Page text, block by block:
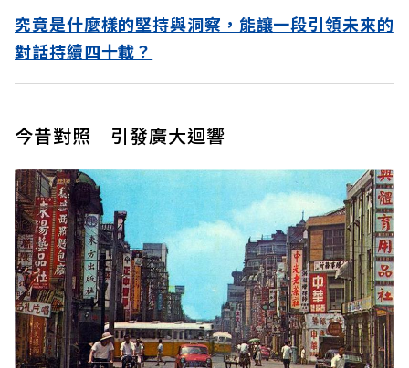
究竟是什麼樣的堅持與洞察，能讓一段引領未來的
對話持續四十載？
今昔對照 引發廣大迴響